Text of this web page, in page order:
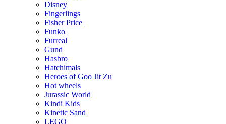
Disney
Fingerlings
Fisher Price
Funko
Furreal
Gund
Hasbro
Hatchimals
Heroes of Goo Jit Zu
Hot wheels
Jurassic World
Kindi Kids
Kinetic Sand
LEGO